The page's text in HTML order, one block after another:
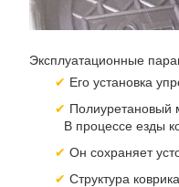
Эксплуатационные
Его установка
Полиуретановый
В процессе езды
Он сохраняет
Структура